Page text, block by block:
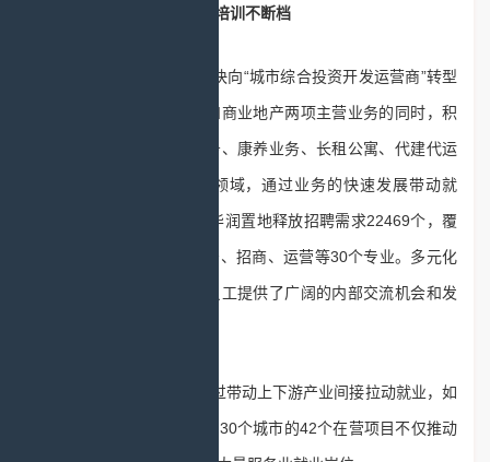
关爱帮扶不掉线 职业培训不断档
近年来，华润置地加快向“城市综合投资开发运营商”转型
的步伐，在巩固住宅开发和商业地产两项主营业务的同时，积
极开拓城市更新、物业服务、康养业务、长租公寓、代建代运
营、文化体育等新的市场领域，通过业务的快速发展带动就
业。据统计，仅2019年，华润置地释放招聘需求22469个，覆
盖工程、设计、人事、财务、招商、运营等30个专业。多元化
业务构成的内部生态，为员工提供了广阔的内部交流机会和发
此外，华润置地还通过带动上下游产业间接拉动就业，如
商业地产板块，分布在全国30个城市的42个在营项目不仅推动